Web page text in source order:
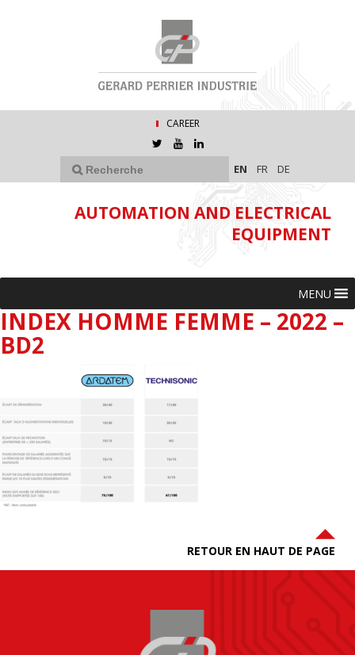
CAREER
EN FR DE
AUTOMATION AND ELECTRICAL
EQUIPMENT
MENU
INDEX HOMME FEMME – 2022 –
BD2
RETOUR EN HAUT DE PAGE